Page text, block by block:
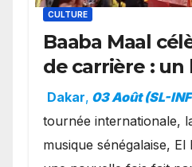
CULTURE
Baaba Maal
de carrière :
exceptionnel à
présence de la
royale.
Dakar, 03 Août (SL-
tournée internationale,
musique sénégalaise,